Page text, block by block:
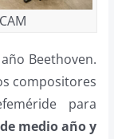
Beethoven.
compositores
para
medio año y